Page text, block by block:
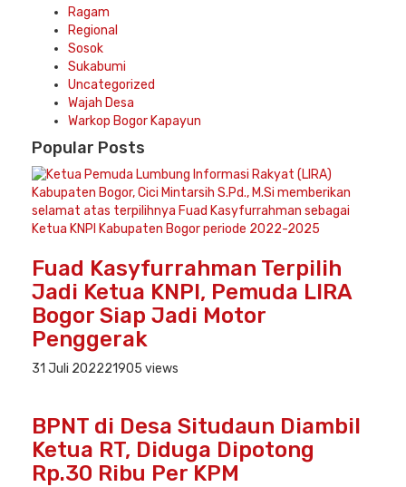
Ragam
Regional
Sosok
Sukabumi
Uncategorized
Wajah Desa
Warkop Bogor Kapayun
Popular Posts
Fuad Kasyfurrahman Terpilih
Jadi Ketua KNPI, Pemuda LIRA
Bogor Siap Jadi Motor
Penggerak
31 Juli 202221905 views
BPNT di Desa Situdaun Diambil
Ketua RT, Diduga Dipotong
Rp.30 Ribu Per KPM